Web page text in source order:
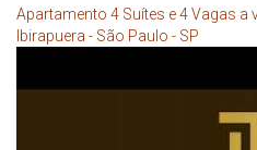
Apartamento 4 Suítes e 4 Vagas a
Ibirapuera - São Paulo - SP